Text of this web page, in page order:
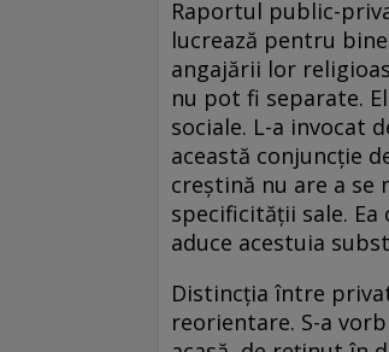
Raportul public-
lucrează pentru
angajării lor
nu pot fi separate.
sociale. L-a invocat
această conjuncţie
creştină nu are a
specificităţii sale.
aduce acestuia
Distincţia între
reorientare. S-a